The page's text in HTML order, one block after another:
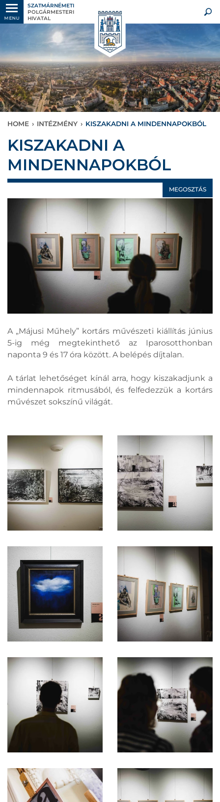
MENU
SZATMÁRNÉMETI
POLGÁRMESTERI
HIVATAL
HOME › INTÉZMÉNY › KISZAKADNI A MINDENNAPOKBÓL
KISZAKADNI A
MINDENNAPOKBÓL
MEGOSZTÁS
A „Májusi Műhely” kortárs művészeti kiállítás június
5-ig még megtekinthető az Iparosotthonban
naponta 9 és 17 óra között. A belépés díjtalan.
A tárlat lehetőséget kínál arra, hogy kiszakadjunk a
mindennapok ritmusából, és felfedezzük a kortárs
művészet sokszínű világát.